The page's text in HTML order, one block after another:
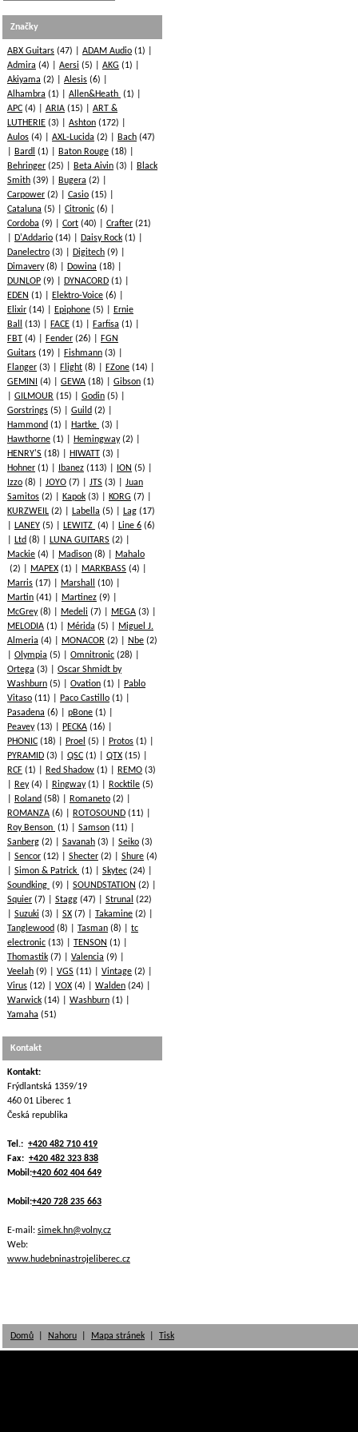
Značky
ABX Guitars (47) ADAM Audio (1)
Admira (4) Aersi (5) AKG (1)
Akiyama (2) Alesis (6)
Alhambra (1) Allen&Heath (1)
APC (4) ARIA (15)
ART &
LUTHERIE (3) Ashton (172)
Aulos (4) AXL-Lucida (2) Bach (47)
Bardl (1) Baton Rouge (18)
Behringer (25) Beta Aivin (3)
Black
Smith (39) Bugera (2)
Carpower (2) Casio (15)
Cataluna (5) Citronic (6)
Cordoba (9) Cort (40) Crafter (21)
D'Addario (14) Daisy Rock (1)
Danelectro (3) Digitech (9)
Dimavery(8) Dowina (18)
DUNLOP (9) DYNACORD (1)
EDEN (1) Elektro-Voice (6)
Elixir (14) Epiphone (5)
Ernie
Ball
(13) FACE (1) Farfisa (1)
FBT (4) Fender (26)
FGN
Guitars (19) Fishmann (3)
Flanger (3) Flight (8) FZone (14)
GEMINI
(4) GEWA (18) Gibson (1)
GILMOUR (15) Godin (5)
Gorstrings (5) Guild (2)
Hammond (1) Hartke (3)
Hawthorne (1) Hemingway(2)
HENRY'S (18) HIWATT (3)
Hohner (1) Ibanez (113) ION (5)
Izzo (8) JOYO (7) JTS (3)
Juan
Samitos (2) Kapok (3) KORG (7)
KURZWEIL (2) Labella (5) Lag (17)
LANEY (5) LEWITZ (4) Line 6 (6)
Ltd (8) LUNA GUITARS (2)
Mackie (4) Madison (8)
Mahalo
(2)
MAPEX (1) MARKBASS (4)
Marris (17) Marshall
(10)
Martin (41) Martinez (9)
McGrey(8) Medeli (7) MEGA (3)
MELODIA (1) Mérida (5)
Miguel J.
Almeria (4) MONACOR (2) Nbe (2)
Olympia (5) Omnitronic (28)
Ortega (3)
Oscar Shmidt by
Washburn (5) Ovation (1)
Pablo
Vitaso (11) Paco Castillo (1)
Pasadena (6) pBone (1)
Peavey(13) PECKA (16)
PHONIC (18) Proel (5) Protos (1)
PYRAMID (3) QSC (1) QTX (15)
RCF (1) Red Shadow (1) REMO (3)
Rey(4) Ringway(1) Rocktile (5)
Roland (58) Romaneto (2)
ROMANZA (6) ROTOSOUND (11)
Roy Benson (1) Samson (11)
Sanberg (2) Savanah (3) Seiko (3)
Sencor (12) Shecter (2) Shure (4)
Simon & Patrick (1) Skytec (24)
Soundking (9) SOUNDSTATION (2)
Squier (7) Stagg (47) Strunal (22)
Suzuki (3) SX (7) Takamine (2)
Tanglewood (8) Tasman (8)
tc
electronic (13) TENSON (1)
Thomastik (7) Valencia (9)
Veelah (9) VGS (11) Vintage (2)
Virus (12) VOX (4) Walden (24)
Warwick (14) Washburn (1)
Yamaha (51)
Kontakt
Kontakt:
Frýdlantská 1359/19
460 01 Liberec 1
Česká republika
Tel.: +420 482 710 419
Fax: +420 482 323 838
Mobil:+420 602 404 649
Mobil:+420 728 235 663
E-mail: simek.hn@volny.cz
Web:
www.hudebninastrojeliberec.cz
Domů Nahoru Mapa stránek Tisk